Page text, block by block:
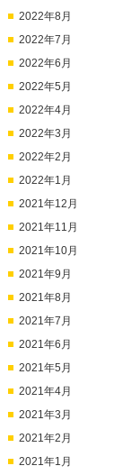
2022年8月
2022年7月
2022年6月
2022年5月
2022年4月
2022年3月
2022年2月
2022年1月
2021年12月
2021年11月
2021年10月
2021年9月
2021年8月
2021年7月
2021年6月
2021年5月
2021年4月
2021年3月
2021年2月
2021年1月